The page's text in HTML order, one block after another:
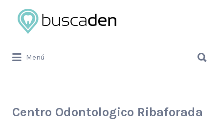
Buscar
por:
Menú
por:
Centro Odontologico Ribaforada